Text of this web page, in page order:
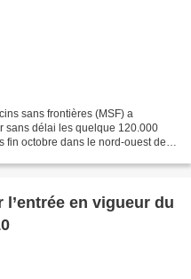
sans frontières (MSF) a
sans délai les quelque 120.000
fin octobre dans le nord-ouest de
en vigueur du